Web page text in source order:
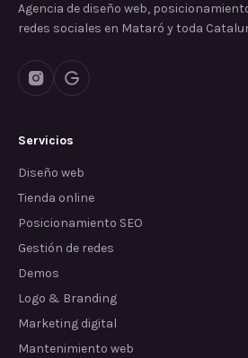
Agencia de diseño web,
redes sociales en Mataró y toda
Servicios
Diseño web
Tienda online
Posicionamiento SEO
Gestión de redes
Demos
Logo & Branding
Marketing digital
Mantenimiento web